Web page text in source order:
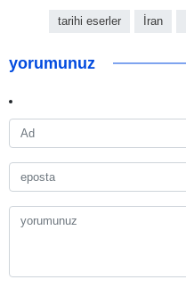
tarihi eserler İran
yorumunuz